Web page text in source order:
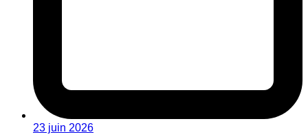
23 juin 2026